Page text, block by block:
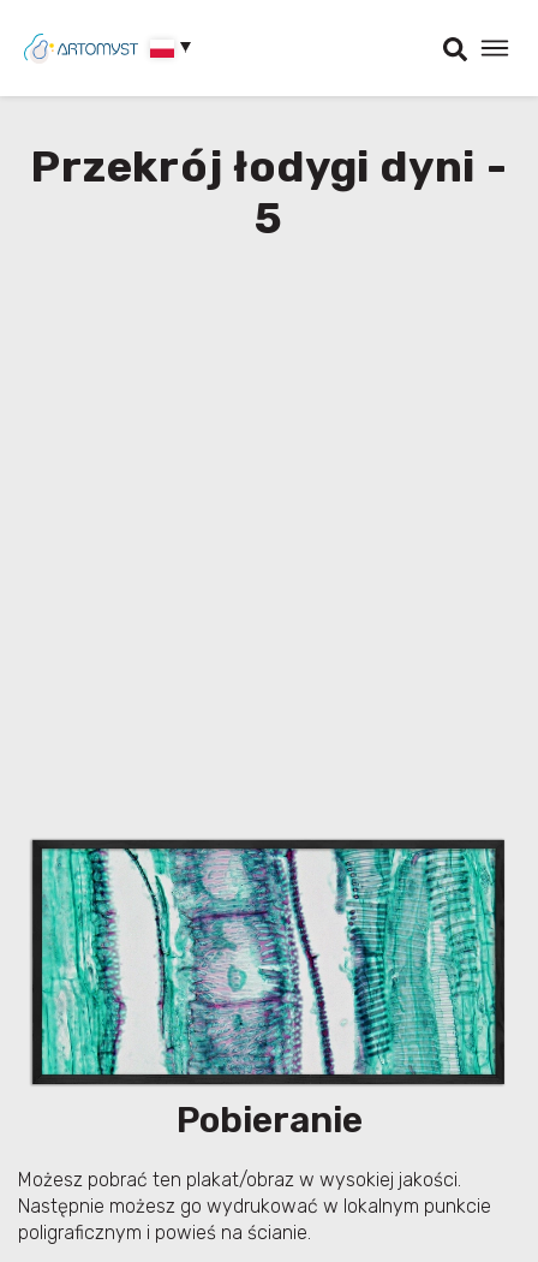
Przekrój łodygi dyni -
5
Pobieranie
Możesz pobrać ten plakat/obraz w wysokiej jakości.
Następnie możesz go wydrukować w lokalnym punkcie
poligraficznym i powieś na ścianie.